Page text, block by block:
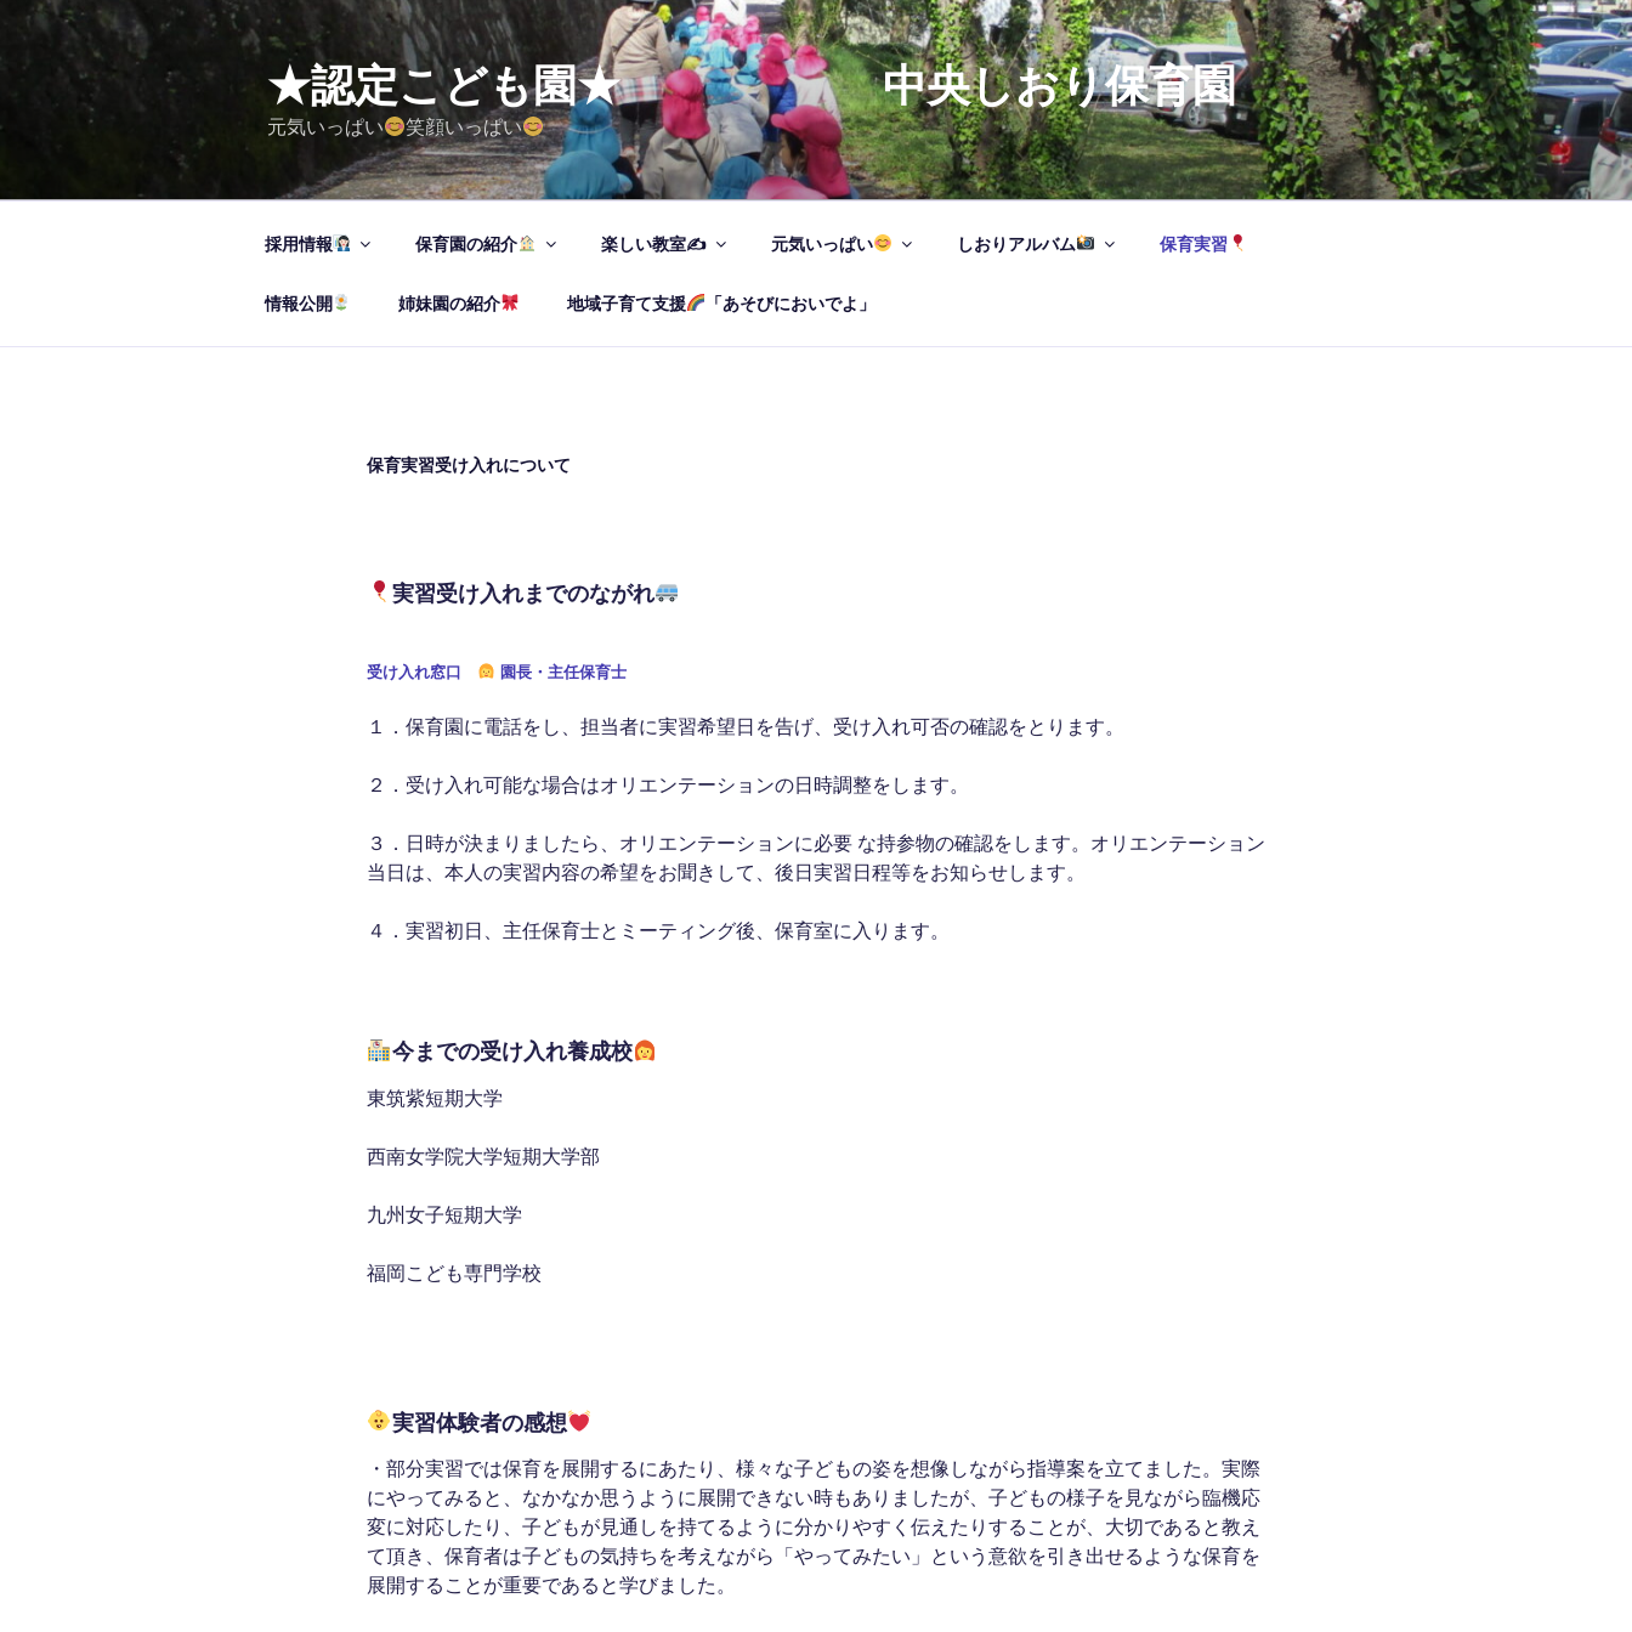
ツ
★認定こども園★ 中央しおり保育園
元気いっぱい 笑顔いっぱい
採用情報 保育園の紹介 楽しい教室✍ 元気いっぱい しおりアルバム 保育実習
情報公開 姉妹園の紹介 地域子育て支援 「あそびにおいでよ」
保育実習受け入れについて
実習受け入れまでのながれ
受け入れ窓口 園長・主任保育士
１．保育園に電話をし、担当者に実習希望日を告げ、受け入れ可否の確認をとります。
２．受け入れ可能な場合はオリエンテーションの日時調整をします。
３．日時が決まりましたら、オリエンテーションに必要 な持参物の確認をします。オリエンテーション
当日は、本人の実習内容の希望をお聞きして、後日実習日程等をお知らせします。
４．実習初日、主任保育士とミーティング後、保育室に入ります。
今までの受け入れ養成校
東筑紫短期大学
西南女学院大学短期大学部
九州女子短期大学
福岡こども専門学校
実習体験者の感想
・部分実習では保育を展開するにあたり、様々な子どもの姿を想像しながら指導案を立てました。実際
にやってみると、なかなか思うように展開できない時もありましたが、子どもの様子を見ながら臨機応
変に対応したり、子どもが見通しを持てるように分かりやすく伝えたりすることが、大切であると教え
て頂き、保育者は子どもの気持ちを考えながら「やってみたい」という意欲を引き出せるような保育を
展開することが重要であると学びました。